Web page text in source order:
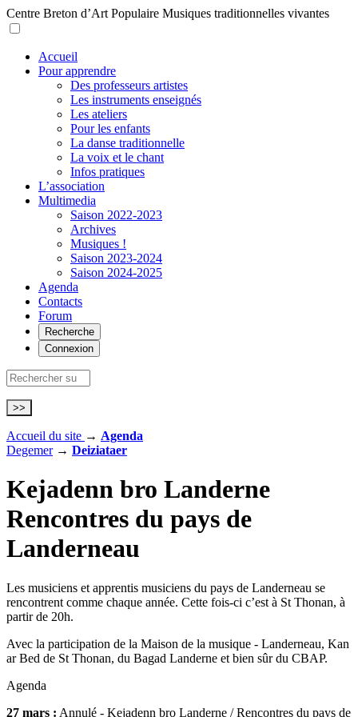
Centre Breton d’Art Populaire Musiques traditionnelles vivantes
Accueil
Pour apprendre
Des professeurs artistes
Les instruments enseignés
Les ateliers
Pour les enfants
La danse traditionnelle
La voix et le chant
Infos pratiques
L’association
Multimedia
Saison 2022-2023
Archives
Musiques !
Saison 2023-2024
Saison 2024-2025
Agenda
Contacts
Forum
Recherche
Connexion
Accueil du site → Agenda
Degemer → Deiziataer
Kejadenn bro Landerne
Rencontres du pays de
Landerneau
Les musiciens et apprentis musiciens du pays de Landerneau se
rencontrent comme chaque année. Cette fois-ci c’est à St Thonan, à
partir de 20h.
Avec la participation de la Maison de la musique - Landerneau, Kan
ar Bed de St Thonan, du Bagad Landerne et bien sûr du CBAP.
Agenda
27 mars : Annulé - Kejadenn bro Landerne / Rencontres du pays de